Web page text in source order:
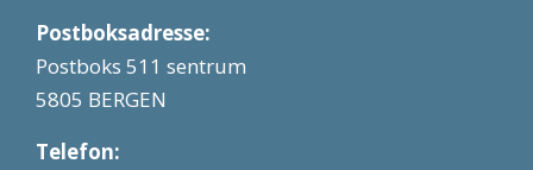
Postboksadresse:
Postboks 511 sentrum
5805 BERGEN
Telefon: